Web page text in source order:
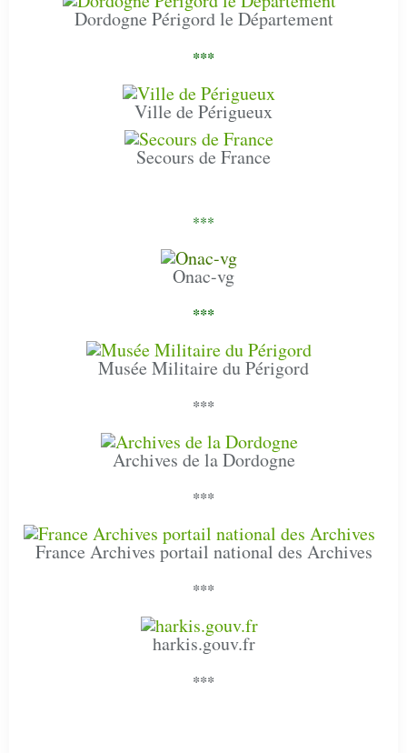
Dordogne Périgord le Département
***
Ville de Périgueux
Secours de France
***
Onac-vg
***
Musée Militaire du Périgord
***
Archives de la Dordogne
***
France Archives portail national des Archives
***
harkis.gouv.fr
***